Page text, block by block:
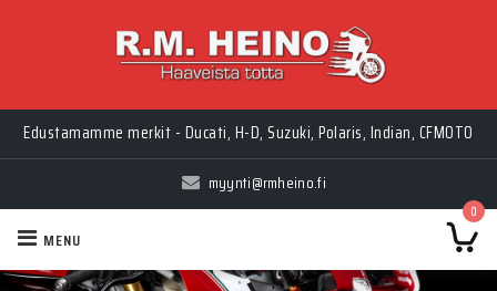
Edustamamme merkit - Ducati, H-D, Suzuki, Polaris, Indian, CFMOTO
myynti@rmheino.fi
0
MENU